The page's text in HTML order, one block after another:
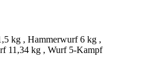
kg , Hammerwurf 6 kg ,
11,34 kg , Wurf 5-Kampf